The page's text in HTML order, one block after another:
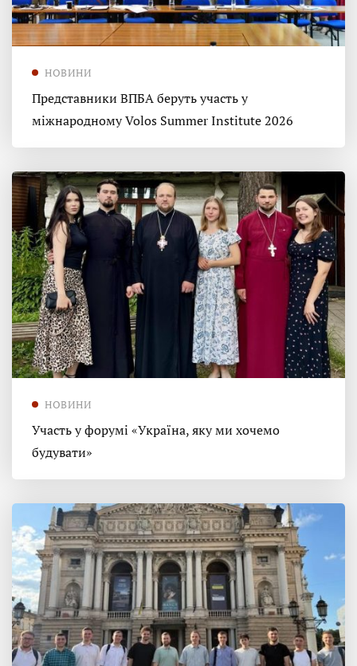
НОВИНИ
Представники ВПБА беруть участь у
міжнародному Volos Summer Institute 2026
НОВИНИ
Участь у форумі «Україна, яку ми хочемо
будувати»